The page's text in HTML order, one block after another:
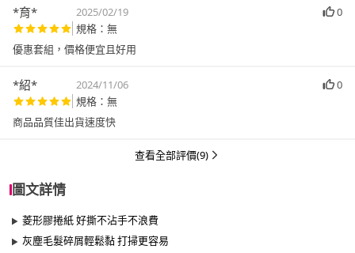
*育* 2025/02/19
0
規格：無
優惠套組，價格便宜且好用
*紹* 2024/11/06
0
規格：無
商品品質佳出貨速度快
查看全部評價(9)
圖文詳情
菱形膠捲紙 好撕不沾手不浪費
灰塵毛髮碎屑輕鬆黏 打掃更容易